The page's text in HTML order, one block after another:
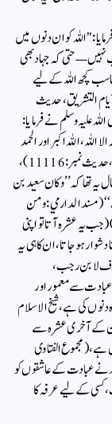
"اللہ کو ان دنوں میں
نہیں—حتی کہ جہاد بھی
سب کچھ اللہ کے لیے
التشريق، حدیث
اللہ علیہ وسلم نے فرمایا:
اللہ اکبر اور الحمد
للہ کا ورد کرتے رہا کرو‘‘(العجم الکبیرللطبراني، مجاہد عن ابن عباس، حدیث نمبر:11116)،
تھا کہ’’ وكان سعيد بن
(مسند الدارمي: ومن
باب في فضل العمل في العشر،حدیث نمبر: 1798) (جب یہ عشرہ آتا تو اپنی
ہو جاتا، ان کا ہی یہ
لابن رجب،
عبادت سے معمور اور
کی ہے،شیخ الاسلام
کے آخری عشرہ سے
(مجموع الفتاوی
ہے… کہ اللہ نے عبادت کے عاشقوں کو
کے لیے عرفہ کا